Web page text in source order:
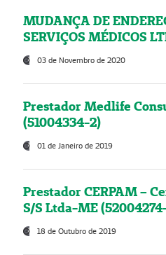
MUDANÇA DE
SERVIÇOS MÉDICOS
03 de Novembro de 2020
Prestador Medlife
(51004334-2)
01 de Janeiro de 2019
Prestador CERPAM –
S/S Ltda-ME
18 de Outubro de 2019